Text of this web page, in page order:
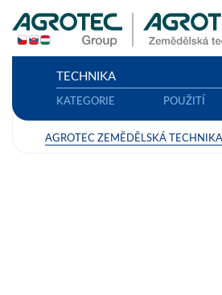
TECHNIKA
KATEGORIE POUŽITÍ
AGROTEC ZEMĚDĚLSKÁ TECHNIKA